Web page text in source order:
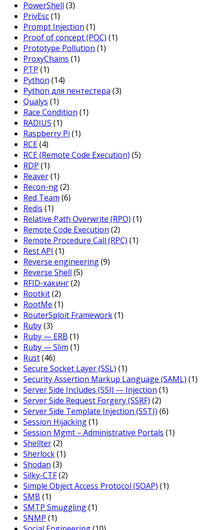
PowerShell (3)
PrivEsc(1)
Prompt Injection (1)
Proof of concept (POC) (1)
Prototype Pollution (1)
ProxyChains (1)
PTP (1)
Python (14)
Python для пентестера (3)
Qualys (1)
Race Condition (1)
RADIUS (1)
Raspberry Pi (1)
RCE(4)
RCE (Remote Code Execution) (5)
RDP (1)
Reaver(1)
Recon-ng(2)
Red Team (6)
Redis (1)
Relative Path Overwrite (RPO) (1)
Remote Code Execution (2)
Remote Procedure Call (RPC) (1)
Rest API (1)
Reverse engineering(9)
Reverse Shell (5)
RFID-хакинг(2)
Rootkit(2)
RootMe (1)
RouterSploit Framework(1)
Ruby(3)
Ruby — ERB (1)
Ruby — Slim (1)
Rust(46)
Secure Socket Layer (SSL) (1)
Security Assertion Markup Language (SAML) (1)
Server Side Includes (SSI) — Injection (1)
Server Side Request Forgery (SSRF) (2)
Server Side Template Injection (SSTI) (6)
Session Hijacking(1)
Session Mgmt – Administrative Portals (1)
Shellter(2)
Sherlock(1)
Shodan (3)
Silky-CTF(2)
Simple Object Access Protocol (SOAP) (1)
SMB (1)
SMTP Smuggling(1)
SNMP (1)